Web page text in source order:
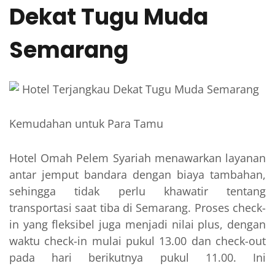
Dekat Tugu Muda
Semarang
Kemudahan untuk Para Tamu
Hotel Omah Pelem Syariah menawarkan layanan
antar jemput bandara dengan biaya tambahan,
sehingga tidak perlu khawatir tentang
transportasi saat tiba di Semarang. Proses check-
in yang fleksibel juga menjadi nilai plus, dengan
waktu check-in mulai pukul 13.00 dan check-out
pada hari berikutnya pukul 11.00. Ini